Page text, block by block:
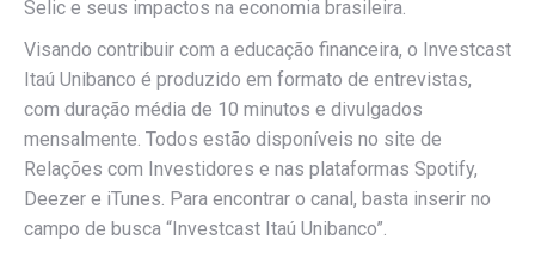
Selic e seus impactos na economia brasileira.
Visando contribuir com a educação financeira, o Investcast
Itaú Unibanco é produzido em formato de entrevistas,
com duração média de 10 minutos e divulgados
mensalmente. Todos estão disponíveis no site de
Relações com Investidores e nas plataformas Spotify,
Deezer e iTunes. Para encontrar o canal, basta inserir no
campo de busca “Investcast Itaú Unibanco”.